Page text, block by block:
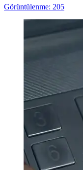
Görüntülenme: 205